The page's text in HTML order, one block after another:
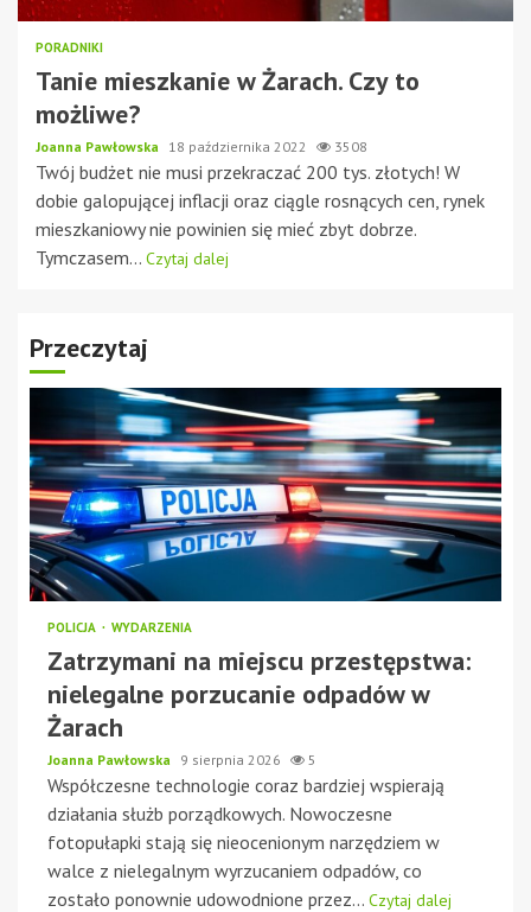
PORADNIKI
Tanie mieszkanie w Żarach. Czy to
możliwe?
Joanna Pawłowska 18 października 2022 3508
Twój budżet nie musi przekraczać 200 tys. złotych! W
dobie galopującej inflacji oraz ciągle rosnących cen, rynek
mieszkaniowy nie powinien się mieć zbyt dobrze.
Tymczasem... Czytaj dalej
Przeczytaj
POLICJA WYDARZENIA
Zatrzymani na miejscu przestępstwa:
nielegalne porzucanie odpadów w
Żarach
Joanna Pawłowska 9 sierpnia 2026 5
Współczesne technologie coraz bardziej wspierają
działania służb porządkowych. Nowoczesne
fotopułapki stają się nieocenionym narzędziem w
walce z nielegalnym wyrzucaniem odpadów, co
zostało ponownie udowodnione przez... Czytaj dalej